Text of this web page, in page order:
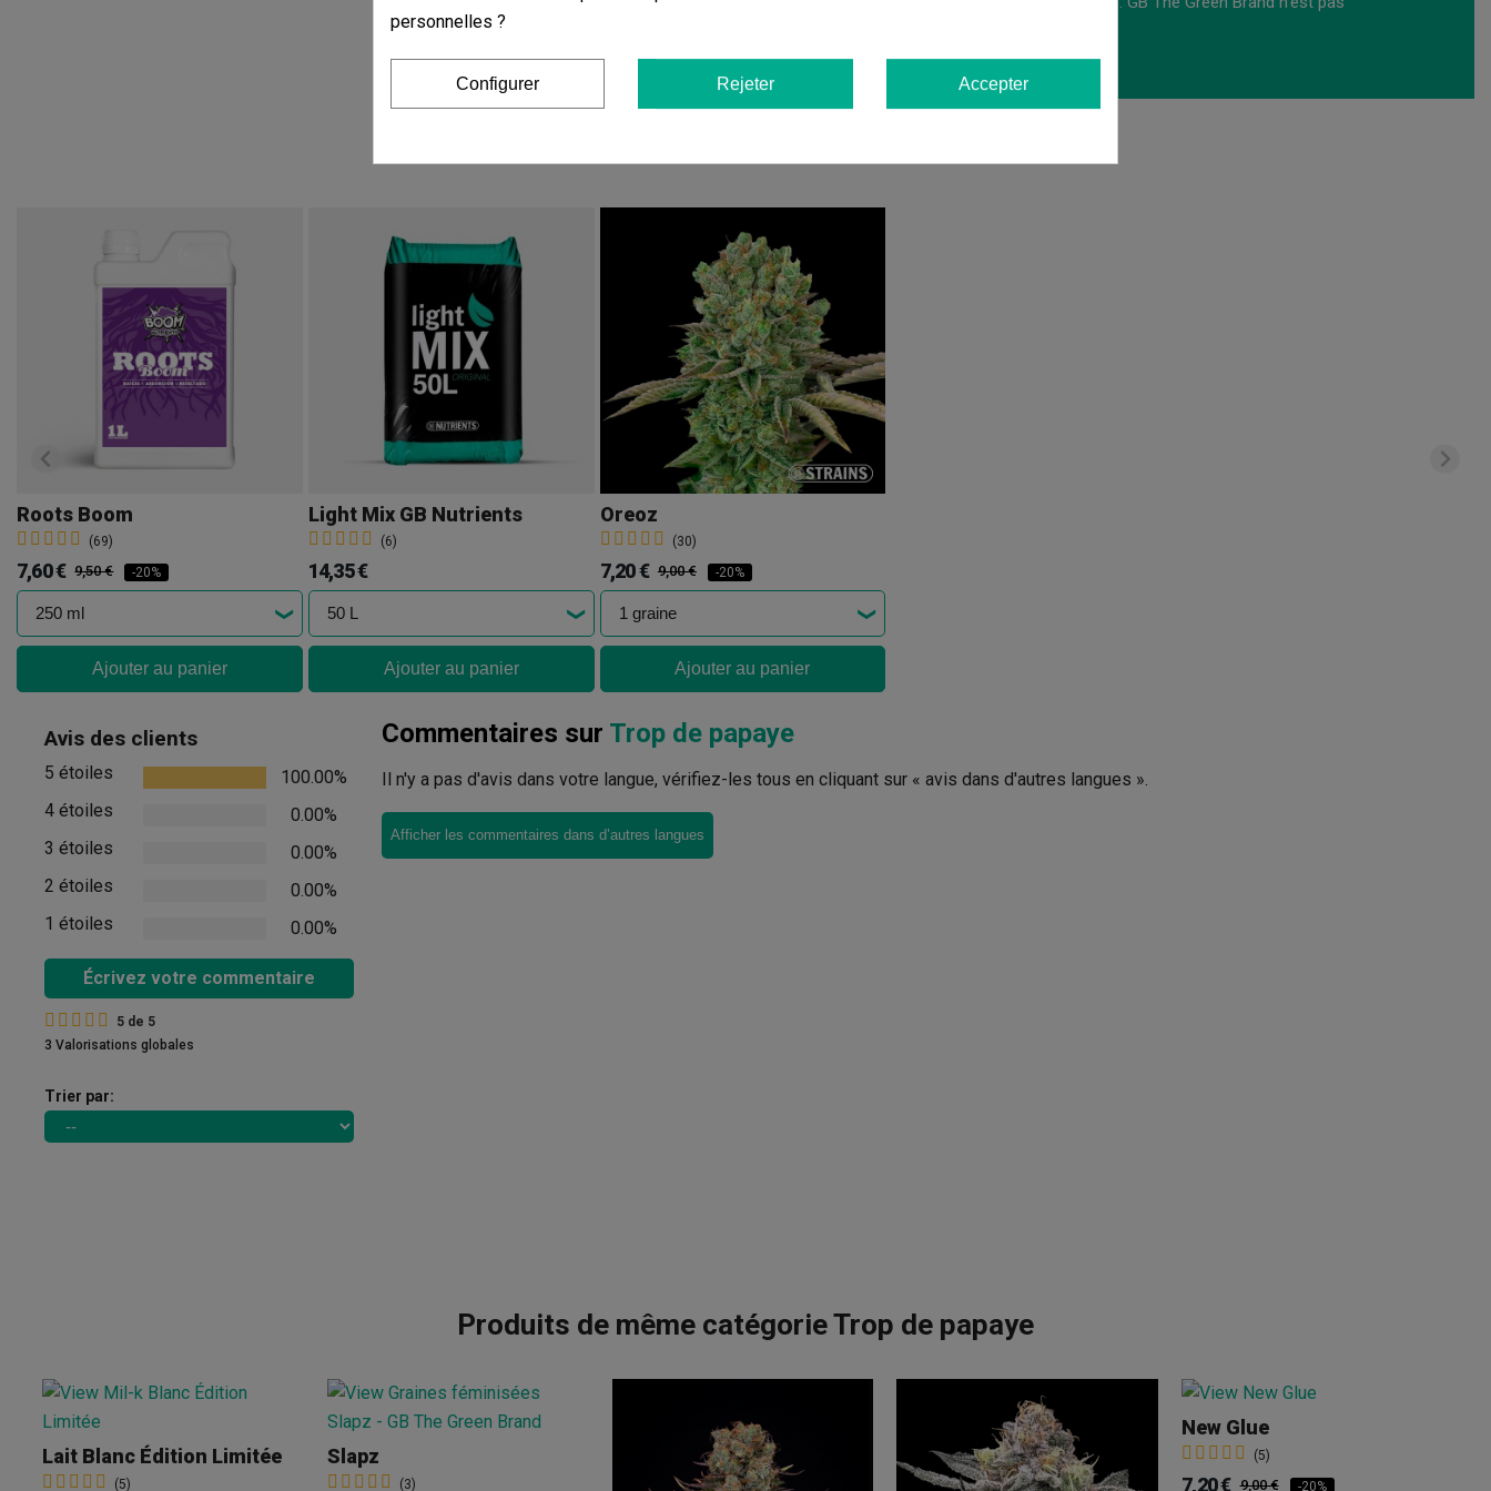
Roots Boom
(69)
7,60 € 9,50 € -20%
Ajouter au panier
Light Mix GB Nutrients
(6)
14,35 €
Ajouter au panier
Oreoz
(30)
7,20 € 9,00 € -20%
Ajouter au panier
Avis des clients
5 étoiles
100.00%
4 étoiles
0.00%
3 étoiles
0.00%
2 étoiles
0.00%
1 étoiles
0.00%
Écrivez votre commentaire
5 de 5
3 Valorisations globales
Trier par:
Commentaires sur Trop de papaye
Il n'y a pas d'avis dans votre langue, vérifiez-les tous en cliquant sur « avis dans d'autres langues ».
Afficher les commentaires dans d’autres langues
Produits de même catégorie Trop de papaye
Lait Blanc Édition Limitée
(5)
Slapz
(3)
New Glue
(5)
7,20 € 9,00 € -20%
personnelles ?
Configurer Rejeter Accepter